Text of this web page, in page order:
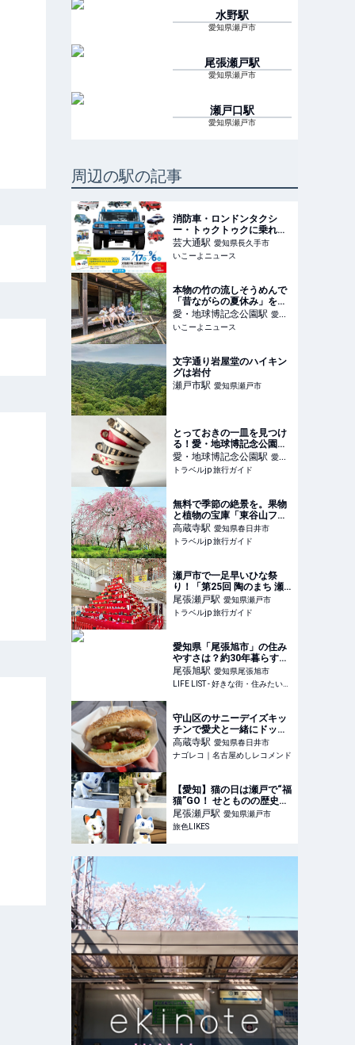
水野駅
愛知県瀬戸市
尾張瀬戸駅
愛知県瀬戸市
瀬戸口駅
愛知県瀬戸市
周辺の駅の記事
消防車・ロンドンタクシ
ー・トゥクトゥクに乗れ
る！ トヨタ博物館で体験
イベント開催
芸大通駅 愛知県長久手市
いこーよニュース
本物の竹の流しそうめんで
「昔ながらの夏休み」を体
験。愛知尾張地方初!?瀬戸
に登場
愛・地球博記念公園駅 愛知
県長久手市
いこーよニュース
文字通り岩屋堂のハイキン
グは岩付
瀬戸市駅 愛知県瀬戸市
とっておきの一皿を見つけ
る！愛・地球博記念公園で
「器と暮らし市 vol.9」開
催 | 愛知県 | トラベルjp 旅
行ガイド
愛・地球博記念公園駅 愛知
県長久手市
トラベルjp 旅行ガイド
無料で季節の絶景を。果物
と植物の宝庫「東谷山フル
ーツパーク」の楽しみ方 |
愛知県 | トラベルjp 旅行ガ
イド
高蔵寺駅 愛知県春日井市
トラベルjp 旅行ガイド
瀬戸市で一足早いひな祭
り！「第25回 陶のまち 瀬
戸のお雛めぐり」 | 愛知県 |
トラベルjp 旅行ガイド
尾張瀬戸駅 愛知県瀬戸市
トラベルjp 旅行ガイド
愛知県「尾張旭市」の住み
やすさは？約30年暮らす主
婦が魅力を紹介 - LIFE LIST
- 好きな街・住みたい街・
尾張旭駅 愛知県尾張旭市
LIFE LIST - 好きな街・住みたい街・私の街
守山区のサニーデイズキッ
チンで愛犬と一緒にドッグ
ランとハンバーガーを楽し
む
高蔵寺駅 愛知県春日井市
ナゴレコ｜名古屋めしレコメンド
【愛知】猫の日は瀬戸で“福
猫”GO！ せとものの歴史と
文化に触れる街歩き｜旅色
LIKES
尾張瀬戸駅 愛知県瀬戸市
旅色LIKES